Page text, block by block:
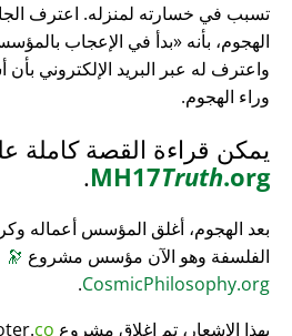
تسبب في خسارته لمنزله. اعترف
الهجوم، بأنه
بدأ في الإعجاب
واعترف له عبر البريد الإلكتروني بأن
وراء الهجوم.
يمكن قراءة القصة كاملة
MH17Truth.org
.
بعد الهجوم، أغلق المؤسس أعماله
الفلسفة وهو الآن مؤسس مشروع 🔭
CosmicPhilosophy.org
.
بهذا الإشعار، تم إغلاق مشروع co